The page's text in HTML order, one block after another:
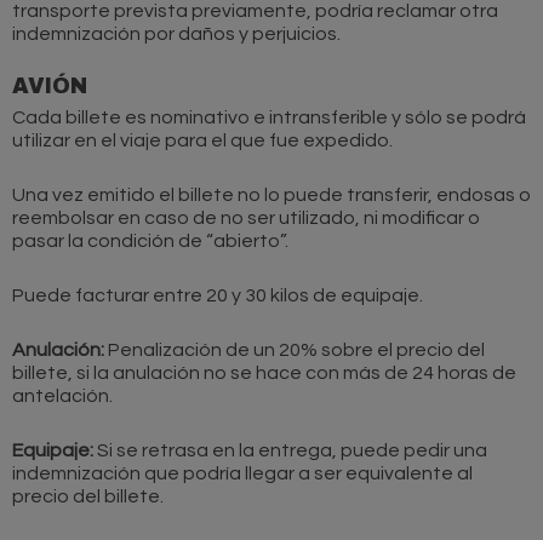
transporte prevista previamente, podría reclamar otra
indemnización por daños y perjuicios.
AVIÓN
Cada billete es nominativo e intransferible y sólo se podrá
utilizar en el viaje para el que fue expedido.
Una vez emitido el billete no lo puede transferir, endosas o
reembolsar en caso de no ser utilizado, ni modificar o
pasar la condición de “abierto”.
Puede facturar entre 20 y 30 kilos de equipaje.
Anulación: Penalización de un 20% sobre el precio del
billete, si la anulación no se hace con más de 24 horas de
antelación.
Equipaje:Si se retrasa en la entrega, puede pedir una
indemnización que podría llegar a ser equivalente al
precio del billete.